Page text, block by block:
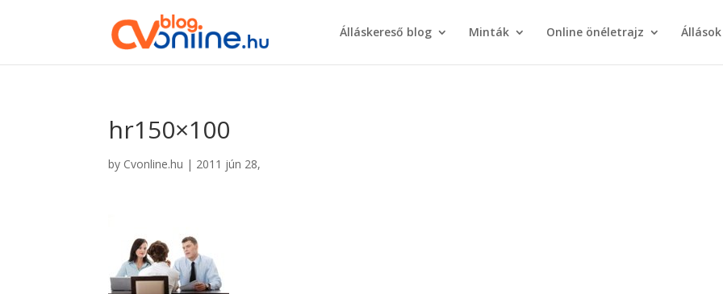
Álláskereső blog Minták Online önéletrajz Állások
hr150×100
by Cvonline.hu | 2011 jún 28,